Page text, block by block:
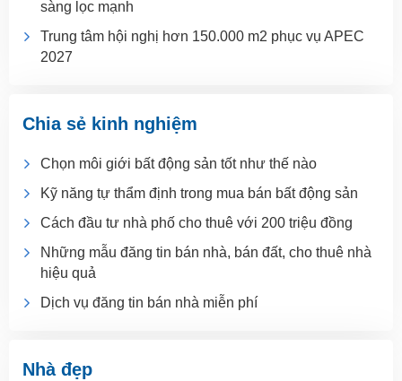
sàng lọc mạnh
Trung tâm hội nghị hơn 150.000 m2 phục vụ APEC
2027
Chia sẻ kinh nghiệm
Chọn môi giới bất động sản tốt như thế nào
Kỹ năng tự thẩm định trong mua bán bất động sản
Cách đầu tư nhà phố cho thuê với 200 triệu đồng
Những mẫu đăng tin bán nhà, bán đất, cho thuê nhà
hiệu quả
Dịch vụ đăng tin bán nhà miễn phí
Nhà đẹp